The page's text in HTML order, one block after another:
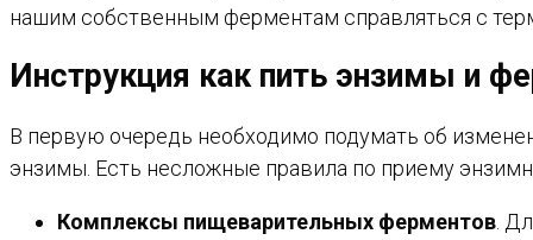
нашим собственным ферментам справляться с
Инструкция как пить энзимы и
В первую очередь необходимо подумать об
энзимы. Есть несложные правила по приему
Комплексы пищеварительных ферментов.